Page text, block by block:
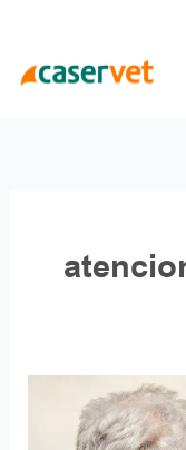
contenido
geriátrica:
Mejora